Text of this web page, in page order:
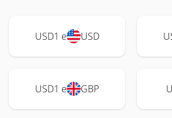
USD1 e USD
USD1 e GBP